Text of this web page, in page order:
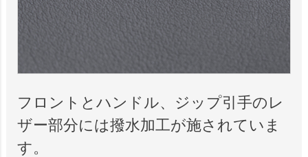
フロントとハンドル、ジップ引手のレ
ザー部分には撥水加工が施されていま
す。